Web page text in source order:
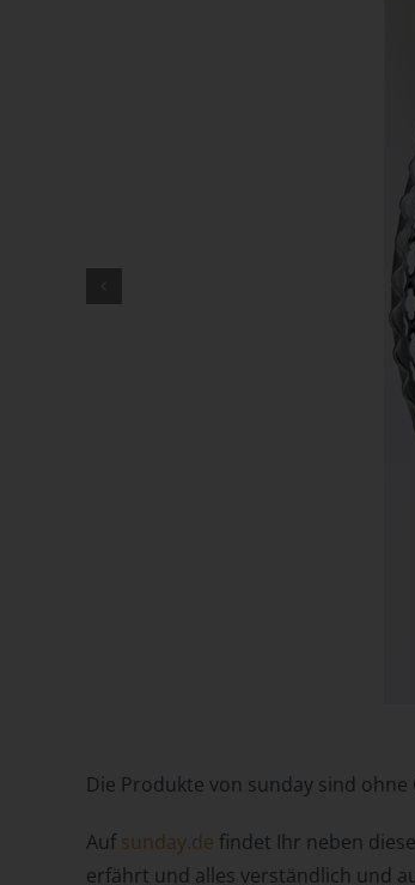
Die Produkte von sunday sind
Aufsunday.de findet Ihr neben
erfährt und alles verständlich und